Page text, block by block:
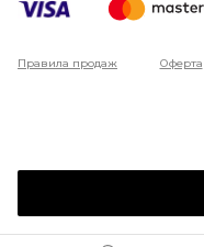
Правила продаж Оферта